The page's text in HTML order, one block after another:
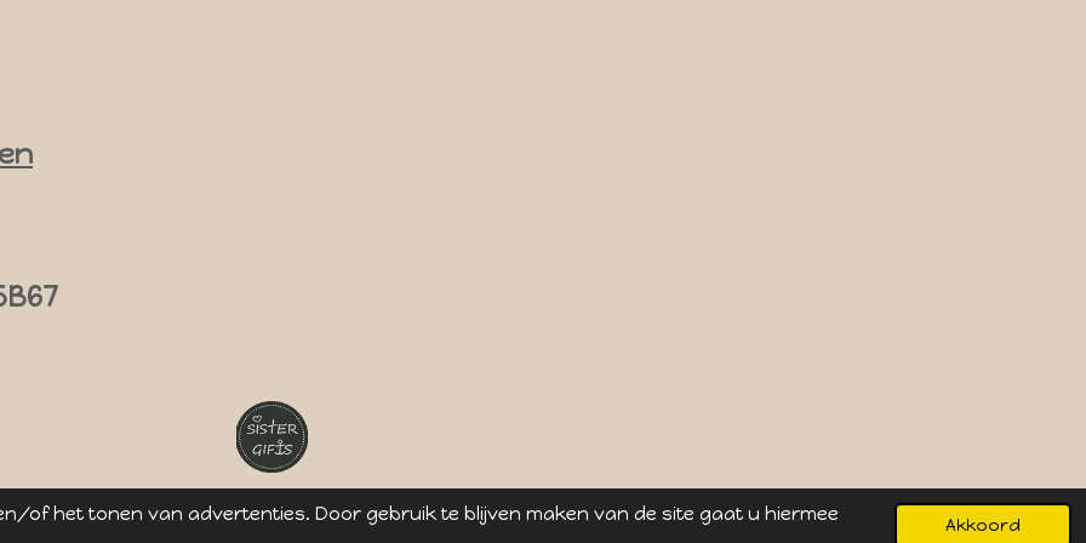
of het tonen van advertenties. Door gebruik te blijven maken van de site gaat u hiermee
Akkoord